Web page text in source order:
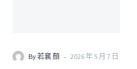
By 若襄 顏 - 2026 年 5 月 7 日